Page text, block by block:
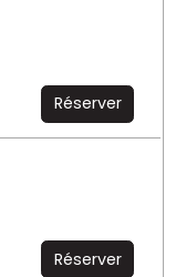
Réserver
Réserver